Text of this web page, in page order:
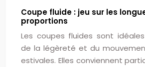
Coupe fluide : jeu sur les
proportions
Les coupes fluides sont
de la légèreté et du
estivales. Elles conviennent